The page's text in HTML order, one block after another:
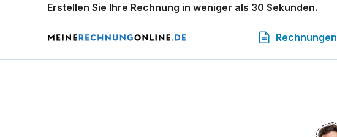
Erstellen Sie Ihre Rechnung in weniger als 30 Sekunden.
Rechnungen